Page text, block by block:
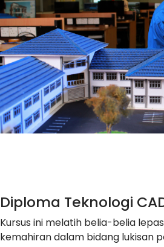
Diploma Teknologi
Kursus ini melatih belia-belia
kemahiran dalam bidang lukisan